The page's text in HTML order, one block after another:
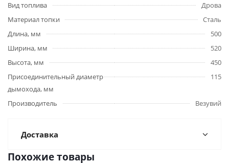
Вид топлива
Дрова
Материал топки
Сталь
Длина, мм
500
Ширина, мм
520
Высота, мм
450
Присоединительный диаметр
дымохода, мм
115
Производитель Везувий
Доставка
Похожие товары